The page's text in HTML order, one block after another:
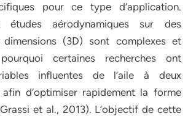
pour ce type d’application.
études aérodynamiques sur des
(3D) sont complexes et
certaines recherches ont
influentes de l’aile à deux
d’optimiser rapidement la forme
et al., 2013). L’objectif de cette